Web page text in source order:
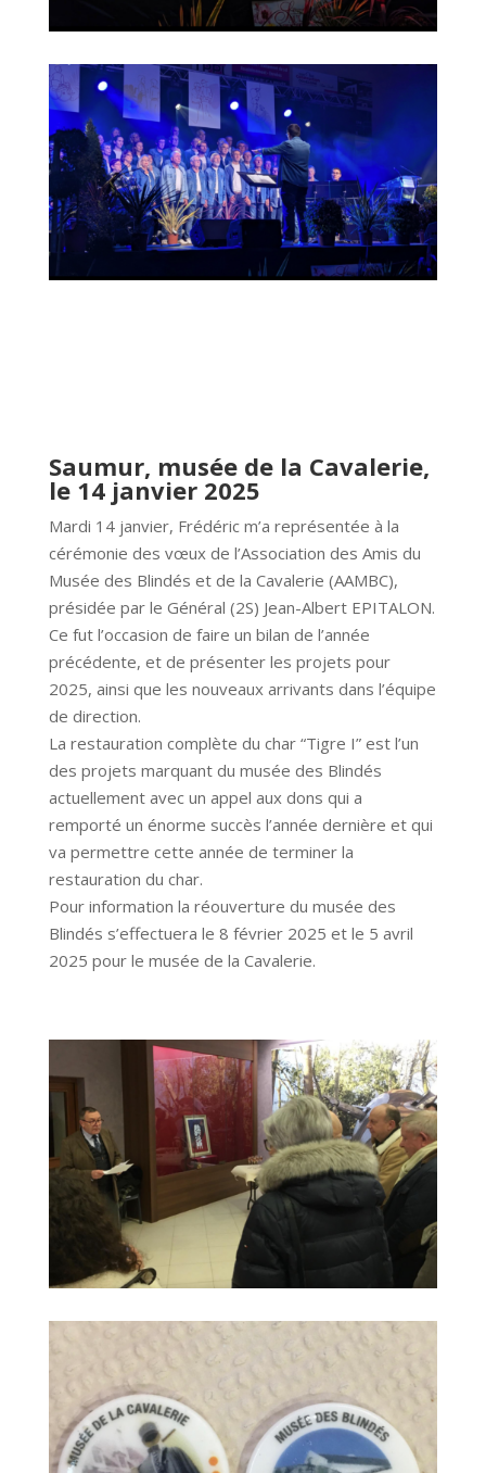
Saumur, musée de la Cavalerie,
le 14 janvier 2025
Mardi 14 janvier, Frédéric m’a représentée à la
cérémonie des vœux de l’Association des Amis du
Musée des Blindés et de la Cavalerie (AAMBC),
présidée par le Général (2S) Jean-Albert EPITALON.
Ce fut l’occasion de faire un bilan de l’année
précédente, et de présenter les projets pour
2025, ainsi que les nouveaux arrivants dans l’équipe
de direction.
La restauration complète du char “Tigre I” est l’un
des projets marquant du musée des Blindés
actuellement avec un appel aux dons qui a
remporté un énorme succès l’année dernière et qui
va permettre cette année de terminer la
restauration du char.
Pour information la réouverture du musée des
Blindés s’effectuera le 8 février 2025 et le 5 avril
2025 pour le musée de la Cavalerie.